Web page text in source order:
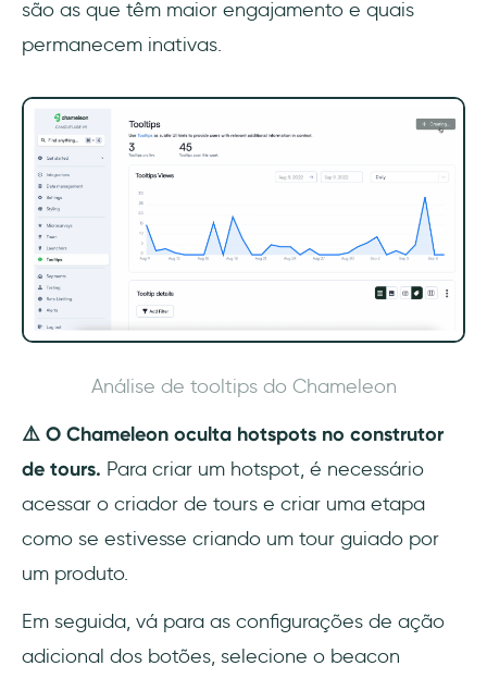
são as que têm maior engajamento e quais
permanecem inativas.
Análise de tooltips do Chameleon
⚠️ O Chameleon oculta hotspots no construtor
de tours. Para criar um hotspot, é necessário
acessar o criador de tours e criar uma etapa
como se estivesse criando um tour guiado por
um produto.
Em seguida, vá para as configurações de ação
adicional dos botões, selecione o beacon